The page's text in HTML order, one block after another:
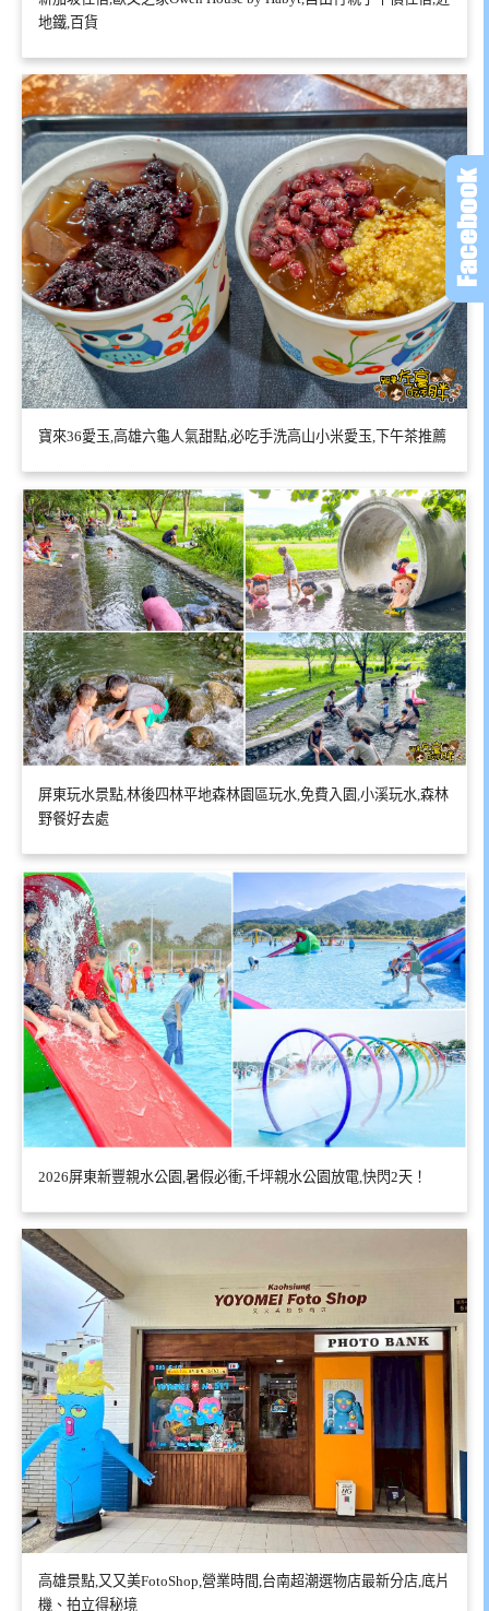
地鐵,百貨
寶來36愛玉,高雄六龜人氣甜點,必吃手洗高山小米愛玉,下午茶推薦
屏東玩水景點,林後四林平地森林園區玩水,免費入園,小溪玩水,森林
野餐好去處
2026屏東新豐親水公園,暑假必衝,千坪親水公園放電,快閃2天！
高雄景點,又又美FotoShop,營業時間,台南超潮選物店最新分店,底片
機、拍立得秘境